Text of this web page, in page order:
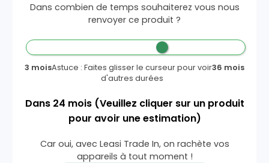
Dans combien de temps souhaiterez vous nous
renvoyer ce produit ?
3 moisAstuce : Faites glisser le curseur pour voir
d'autres durées
36 mois
Dans 24 mois (Veuillez cliquer sur un produit
pour avoir une estimation)
Car oui, avec Leasi Trade In, on rachète vos
appareils à tout moment !